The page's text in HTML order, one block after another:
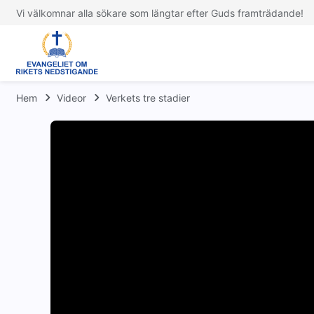
Vi välkomnar alla sökare som längtar efter Guds framträdande!
Hem Videor Verkets tre stadier